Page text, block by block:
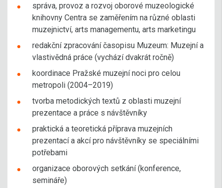
správa, provoz a rozvoj oborové muzeologické
knihovny Centra se zaměřením na různé oblasti
muzejnictví, arts managementu, arts marketingu
redakční zpracování časopisu Muzeum: Muzejní a
vlastivědná práce (vychází dvakrát ročně)
koordinace Pražské muzejní noci pro celou
metropoli (2004–2019)
tvorba metodických textů z oblasti muzejní
prezentace a práce s návštěvníky
praktická a teoretická příprava muzejních
prezentací a akcí pro návštěvníky se speciálními
potřebami
organizace oborových setkání (konference,
semináře)